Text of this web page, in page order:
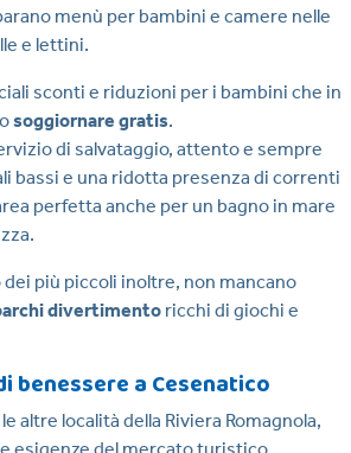
menù per bambini e camere nelle
e lettini.
sconti e riduzioni per i bambini che in
soggiornare gratis.
di salvataggio, attento e sempre
bassi e una ridotta presenza di correnti
perfetta anche per un bagno in mare
più piccoli inoltre, non mancano
divertimento ricchi di giochi e
benessere a Cesenatico
altre località della Riviera Romagnola,